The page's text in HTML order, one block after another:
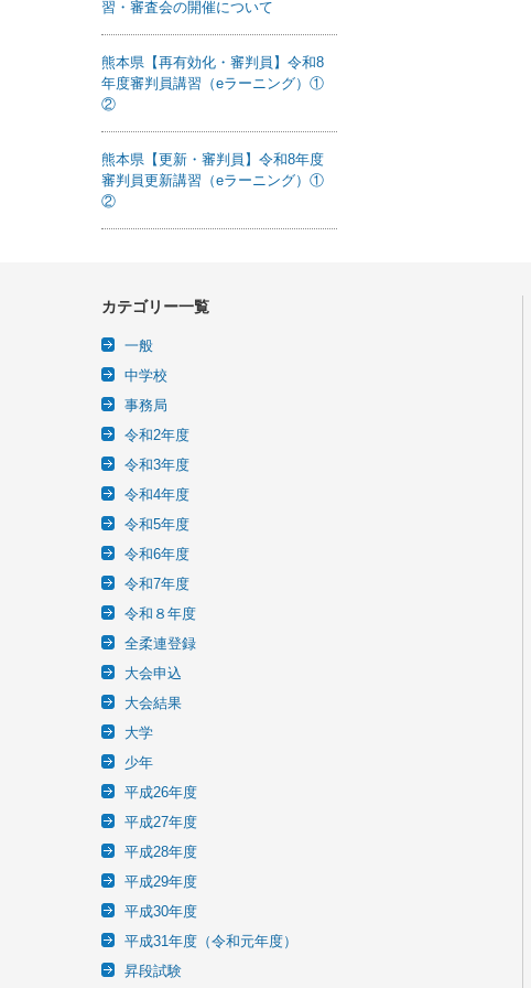
習・審査会の開催について
熊本県【再有効化・審判員】令和8
年度審判員講習（eラーニング）①
②
熊本県【更新・審判員】令和8年度
審判員更新講習（eラーニング）①
②
カテゴリー一覧
一般
中学校
事務局
令和2年度
令和3年度
令和4年度
令和5年度
令和6年度
令和7年度
令和８年度
全柔連登録
大会申込
大会結果
大学
少年
平成26年度
平成27年度
平成28年度
平成29年度
平成30年度
平成31年度（令和元年度）
昇段試験